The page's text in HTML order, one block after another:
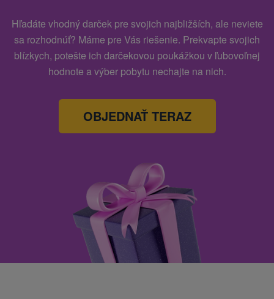
Hľadáte vhodný darček pre svojich najbližších, ale neviete
sa rozhodnúť? Máme pre Vás riešenie. Prekvapte svojich
blízkych, potešte ich darčekovou poukážkou v ľubovoľnej
hodnote a výber pobytu nechajte na nich.
OBJEDNAŤ TERAZ